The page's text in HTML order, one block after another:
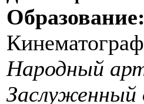
Народный
Заслуженный